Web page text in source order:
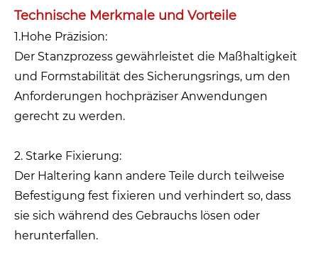
Technische Merkmale und Vorteile
1.Hohe Präzision:
Der Stanzprozess gewährleistet die Maßhaltigkeit
und Formstabilität des Sicherungsrings, um den
Anforderungen hochpräziser Anwendungen
gerecht zu werden.
2. Starke Fixierung:
Der Haltering kann andere Teile durch teilweise
Befestigung fest fixieren und verhindert so, dass
sie sich während des Gebrauchs lösen oder
herunterfallen.